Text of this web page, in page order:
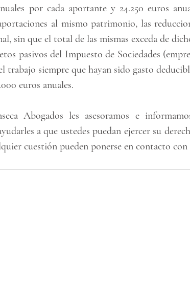
por cada aportante y 24.250 euros
al mismo patrimonio, las
sin que el total de las mismas exceda de
pasivos del Impuesto de Sociedades
trabajo siempre que hayan sido gasto
euros anuales.
Abogados les asesoramos e
a que ustedes puedan ejercer su
cuestión pueden ponerse en contacto